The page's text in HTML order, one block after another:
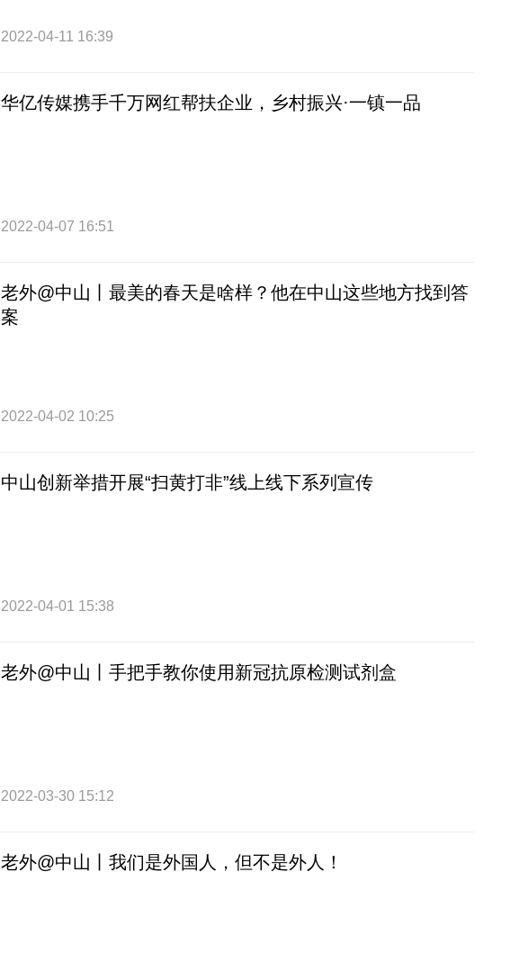
2022-04-11 16:39
华亿传媒携手千万网红帮扶企业，乡村振兴·一镇一品
2022-04-07 16:51
老外@中山丨最美的春天是啥样？他在中山这些地方找到答
案
2022-04-02 10:25
中山创新举措开展“扫黄打非”线上线下系列宣传
2022-04-01 15:38
老外@中山丨手把手教你使用新冠抗原检测试剂盒
2022-03-30 15:12
老外@中山丨我们是外国人，但不是外人！